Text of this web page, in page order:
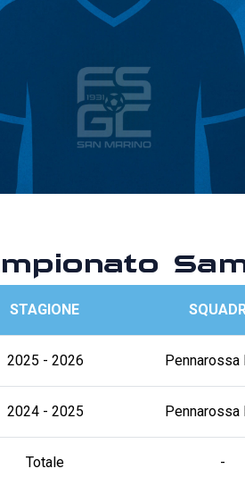
STAGIONE
2025 - 2026 Pennarossa
2024 - 2025 Pennarossa
Totale -